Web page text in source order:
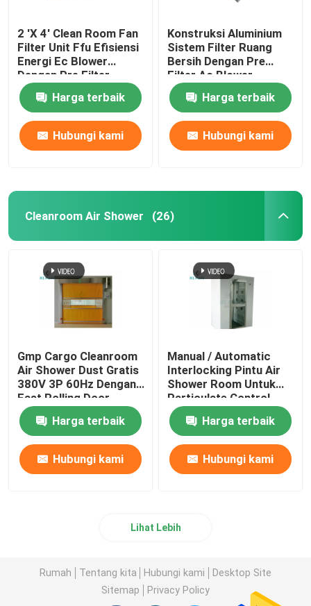
2 'X 4' Clean Room Fan
Filter Unit Ffu Efisiensi
Energi Ec Blower
Dengan Pre Filter
Harga terbaik
Hubungi kami
Konstruksi Aluminium
Sistem Filter Ruang
Bersih Dengan Pre
Filter Ac Blower
Harga terbaik
Hubungi kami
Cleanroom Air Shower (26)
Gmp Cargo Cleanroom
Air Shower Dust Gratis
380V 3P 60Hz Dengan
Fast Rolling Door
Harga terbaik
Hubungi kami
Manual / Automatic
Interlocking Pintu Air
Shower Room Untuk
Particulate Control
Room
Harga terbaik
Hubungi kami
Lihat Lebih
Rumah Tentang kita Hubungi kami
Desktop Site
Sitemap
Privacy Policy